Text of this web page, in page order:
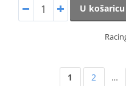
U košaricu
1 2 …